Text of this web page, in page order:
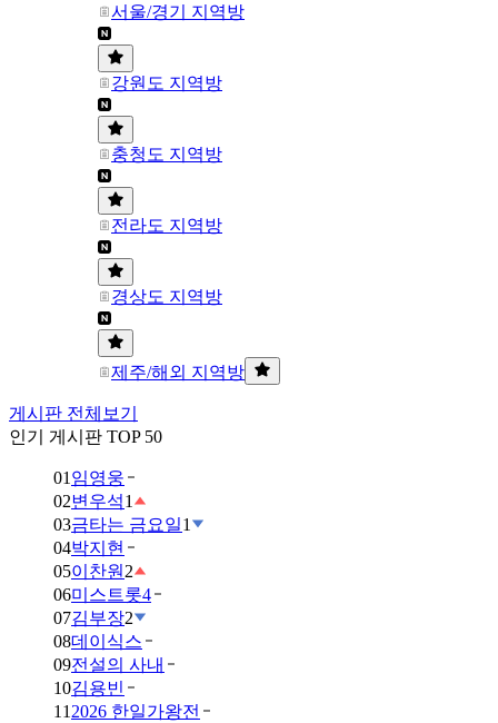
서울/경기 지역방
강원도 지역방
충청도 지역방
전라도 지역방
경상도 지역방
제주/해외 지역방
게시판 전체보기
인기 게시판 TOP 50
01 임영웅
02변우석1
03금타는 금요일1
04박지현
05이찬원 2
06미스트롯4
07김부장2
08데이식스
09전설의 사내
10김용빈
11 2026 한일가왕전